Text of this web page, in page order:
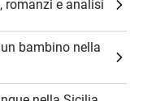
romanzi e analisi
bambino nella